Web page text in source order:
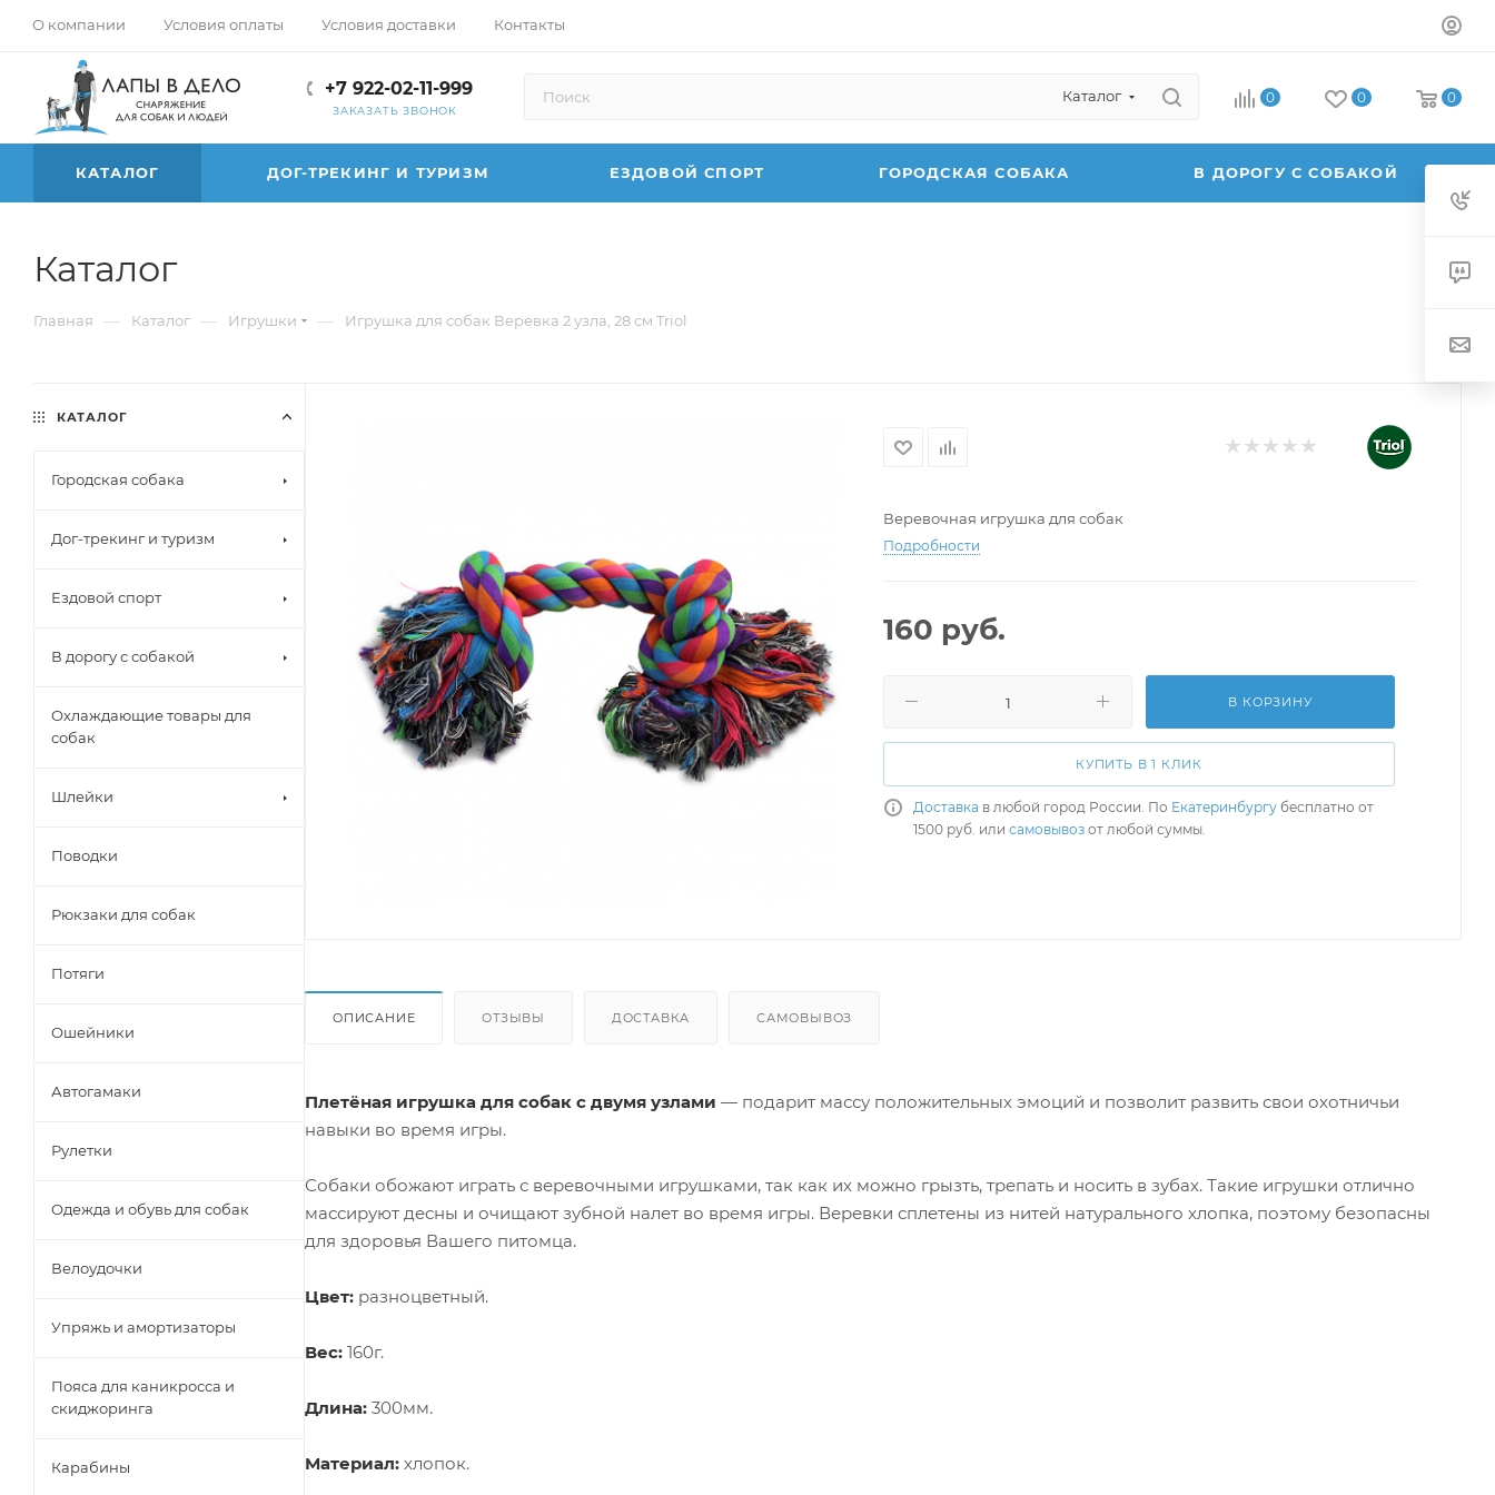
О компании Условия оплаты Условия доставки Контакты
+7 922-02-11-999
ЗАКАЗАТЬ ЗВОНОК
Каталог 0 0 0
КАТАЛОГ ДОГ-ТРЕКИНГ И ТУРИЗМ ЕЗДОВОЙ СПОРТ ГОРОДСКАЯ СОБАКА В ДОРОГУ С СОБАКОЙ
Каталог
Главная — Каталог — Игрушки — Игрушка для собак Веревка 2 узла, 28 см Triol
Веревочная игрушка для собак
Подробности
160 руб.
В КОРЗИНУ
КУПИТЬ В 1 КЛИК
Доставка в любой город России. По Екатеринбургу бесплатно от
1500 руб. или самовывоз от любой суммы.
ОПИСАНИЕ ОТЗЫВЫ ДОСТАВКА САМОВЫВОЗ
Плетёная игрушка для собак с двумя узлами — подарит массу положительных эмоций и позволит развить свои охотничьи
навыки во время игры.
Собаки обожают играть с веревочными игрушками, так как их можно грызть, трепать и носить в зубах. Такие игрушки отлично
массируют десны и очищают зубной налет во время игры. Веревки сплетены из нитей натурального хлопка, поэтому безопасны
для здоровья Вашего питомца.
Цвет: разноцветный.
Вес: 160г.
Длина: 300мм.
Материал: хлопок.
КАТАЛОГ
Городская собака
Дог-трекинг и туризм
Ездовой спорт
В дорогу с собакой
Охлаждающие товары для
собак
Шлейки
Поводки
Рюкзаки для собак
Потяги
Ошейники
Автогамаки
Рулетки
Одежда и обувь для собак
Велоудочки
Упряжь и амортизаторы
Пояса для каникросса и
скиджоринга
Карабины